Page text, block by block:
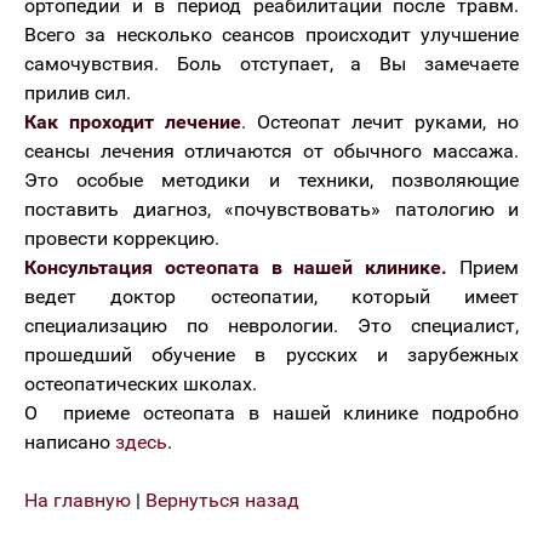
ортопедии и в период реабилитации после травм.
Всего за несколько сеансов происходит улучшение
самочувствия. Боль отступает, а Вы замечаете
прилив сил.
Как проходит лечение. Остеопат лечит руками, но
сеансы лечения отличаются от обычного массажа.
Это особые методики и техники, позволяющие
поставить диагноз, «почувствовать» патологию и
провести коррекцию.
Консультация остеопата в нашей клинике. Прием
ведет доктор остеопатии, который имеет
специализацию по неврологии. Это специалист,
прошедший обучение в русских и зарубежных
остеопатических школах.
О приеме остеопата в нашей клинике подробно
написано здесь.
На главную | Вернуться назад